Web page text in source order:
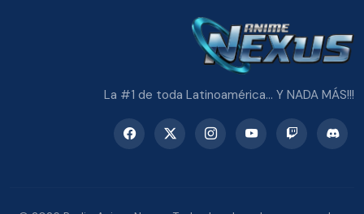
La #1 de toda Latinoamérica... Y NADA MÁS!!!